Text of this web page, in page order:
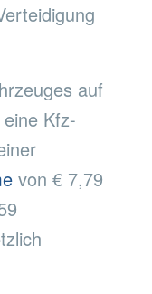
auf
Kfz-
von € 7,79